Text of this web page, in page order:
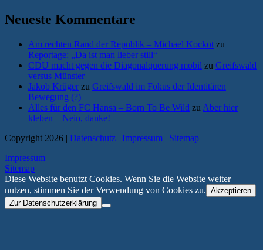
Neueste Kommentare
Am rechten Rand der Republik – Michael Kockot zu
Reportage: „Da ist man lieber still“
CDU macht gegen die Diagonalquerung mobil zu Greifswald
versus Münster
Jakob Krüger zu Greifswald im Fokus der Identitären
Bewegung (?)
Alles für den FC Hansa – Born To Be Wild zu Aber hier
kleben – Nein, danke!
Copyright 2026 | Datenschutz | Impressum | Sitemap
Impressum
Sitemap
Diese Website benutzt Cookies. Wenn Sie die Website weiter
nutzen, stimmen Sie der Verwendung von Cookies zu. Akzeptieren
Zur Datenschutzerklärung